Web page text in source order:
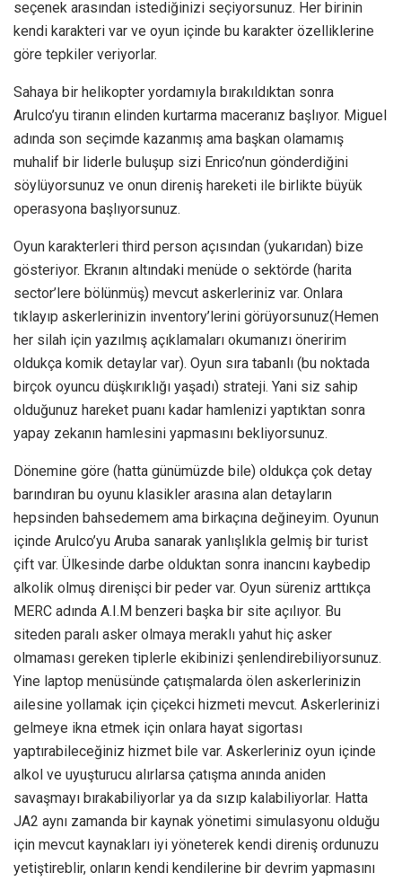
seçenek arasından istediğinizi seçiyorsunuz. Her birinin
kendi karakteri var ve oyun içinde bu karakter özelliklerine
göre tepkiler veriyorlar.
Sahaya bir helikopter yordamıyla bırakıldıktan sonra
Arulco’yu tiranın elinden kurtarma maceranız başlıyor. Miguel
adında son seçimde kazanmış ama başkan olamamış
muhalif bir liderle buluşup sizi Enrico’nun gönderdiğini
söylüyorsunuz ve onun direniş hareketi ile birlikte büyük
operasyona başlıyorsunuz.
Oyun karakterleri third person açısından (yukarıdan) bize
gösteriyor. Ekranın altındaki menüde o sektörde (harita
sector’lere bölünmüş) mevcut askerleriniz var. Onlara
tıklayıp askerlerinizin inventory’lerini görüyorsunuz(Hemen
her silah için yazılmış açıklamaları okumanızı öneririm
oldukça komik detaylar var). Oyun sıra tabanlı (bu noktada
birçok oyuncu düşkırıklığı yaşadı) strateji. Yani siz sahip
olduğunuz hareket puanı kadar hamlenizi yaptıktan sonra
yapay zekanın hamlesini yapmasını bekliyorsunuz.
Dönemine göre (hatta günümüzde bile) oldukça çok detay
barındıran bu oyunu klasikler arasına alan detayların
hepsinden bahsedemem ama birkaçına değineyim. Oyunun
içinde Arulco’yu Aruba sanarak yanlışlıkla gelmiş bir turist
çift var. Ülkesinde darbe olduktan sonra inancını kaybedip
alkolik olmuş direnişci bir peder var. Oyun süreniz arttıkça
MERC adında A.I.M benzeri başka bir site açılıyor. Bu
siteden paralı asker olmaya meraklı yahut hiç asker
olmaması gereken tiplerle ekibinizi şenlendirebiliyorsunuz.
Yine laptop menüsünde çatışmalarda ölen askerlerinizin
ailesine yollamak için çiçekci hizmeti mevcut. Askerlerinizi
gelmeye ikna etmek için onlara hayat sigortası
yaptırabileceğiniz hizmet bile var. Askerleriniz oyun içinde
alkol ve uyuşturucu alırlarsa çatışma anında aniden
savaşmayı bırakabiliyorlar ya da sızıp kalabiliyorlar. Hatta
JA2 aynı zamanda bir kaynak yönetimi simulasyonu olduğu
için mevcut kaynakları iyi yöneterek kendi direniş ordunuzu
yetiştireblir, onların kendi kendilerine bir devrim yapmasını